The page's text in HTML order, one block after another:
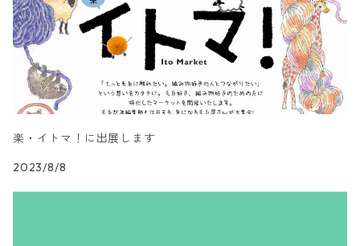
楽・イトマ！に出展します
2023/8/8